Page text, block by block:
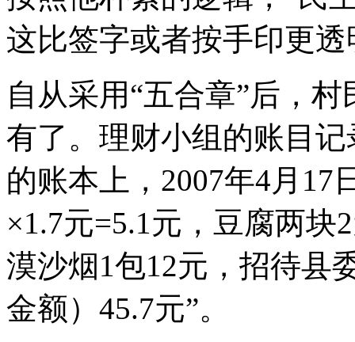
这比签字或者按手印更透
自从采用“五合章”后，
有了。理财小组的账目
的账本上，2007年4月17
×1.7元=5.1元，豆腐两块
漠沙烟1包12元，招待县
金额）45.7元”。